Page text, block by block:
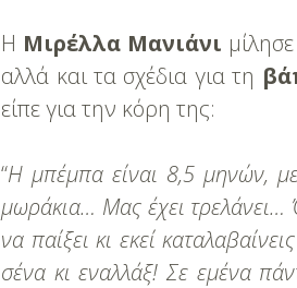
Η Μιρέλλα Μανιάνι
αλλά και τα σχέδια για τη
είπε για την κόρη της:
“H μπέμπα είναι 8,5 μηνών,
μωράκια… Μας έχει τρελάνει…
να παίξει κι εκεί
σένα κι εναλλάξ! Σε εμένα